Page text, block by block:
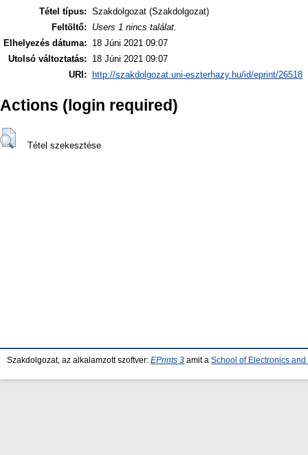
Tétel típus: Szakdolgozat (Szakdolgozat)
Feltöltő:
Users 1 nincs találat.
Elhelyezés dátuma:
18 Júni 2021 09:07
Utolsó változtatás:
18 Júni 2021 09:07
URI:
http://szakdolgozat.uni-eszterhazy.hu/id/eprint/26518
Actions (login required)
Tétel szekesztése
Szakdolgozat, az alkalamzott szoftver: EPrints 3 amit a School of Electronics